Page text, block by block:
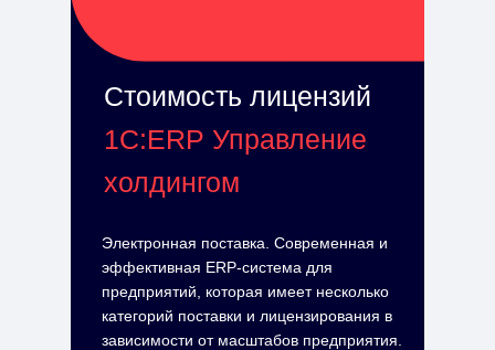
Стоимость лицензий
1С:ERP Управление
холдингом
Электронная поставка. Современная и
эффективная ERP-система для
предприятий, которая имеет несколько
категорий поставки и лицензирования в
зависимости от масштабов предприятия.